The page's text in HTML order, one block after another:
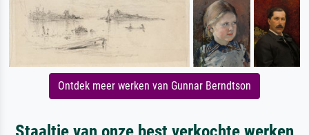
Ontdek meer werken van Gunnar Berndtson